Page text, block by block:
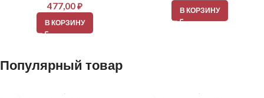
477,00₽
В КОРЗИНУ
В КОРЗИНУ
Популярный товар